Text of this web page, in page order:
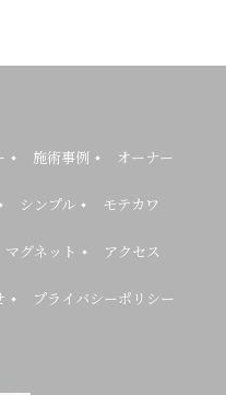
施術事例 オーナー
シンプル モテカワ
マグネット アクセス
プライバシーポリシー